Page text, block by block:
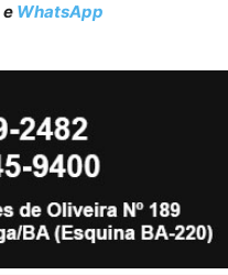
e WhatsApp